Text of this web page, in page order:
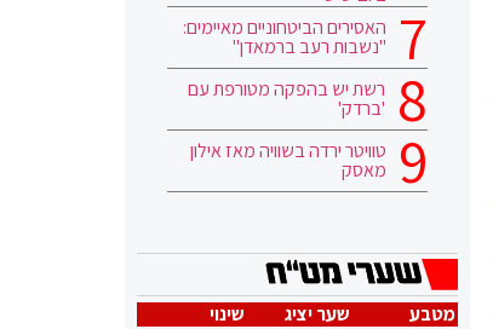
האסירים הביטחוניים מאיימים:
"נשבות רעב ברמאדן"
רשת יש בהפקה מטורפת עם
'ברדק'
טוויטר ירדה בשוויה מאז אילון
מאסק
מטבע שער יציג
שינוי